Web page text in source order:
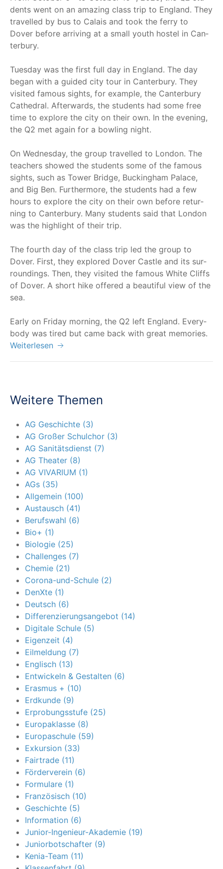
dents went on an ama­zing class trip to Eng­land. They
tra­vel­led by bus to Calais and took the fer­ry to
Dover befo­re arri­ving at a small youth hos­tel in Can­
ter­bu­ry.
Tues­day was the first full day in Eng­land. The day
began with a gui­ded city tour in Can­ter­bu­ry. They
visi­ted famous sights, for exam­p­le, the Can­ter­bu­ry
Cathe­dral. After­wards, the stu­dents had some free
time to explo­re the city on their own. In the evening,
the Q2 met again for a bow­ling night.
On Wed­nes­day, the group tra­vel­led to Lon­don. The
tea­chers show­ed the stu­dents some of the famous
sights, such as Tower Bridge, Buck­ing­ham Palace,
and Big Ben. Fur­ther­mo­re, the stu­dents had a few
hours to explo­re the city on their own befo­re retur­
ning to Can­ter­bu­ry. Many stu­dents said that Lon­don
was the high­light of their trip.
The fourth day of the class trip led the group to
Dover. First, they explo­red Dover Cast­le and its sur­
roun­dings. Then, they visi­ted the famous White Cliffs
of Dover. A short hike offe­red a beau­tiful view of the
sea.
Ear­ly on Fri­day mor­ning, the Q2 left Eng­land. Ever­y­
bo­dy was tired but came back with gre­at memories.
Weiterlesen
Weitere Themen
AG Geschichte (3)
AG Großer Schulchor (3)
AG Sanitätsdienst (7)
AG Theater (8)
AG VIVARIUM (1)
AGs (35)
Allgemein (100)
Austausch (41)
Berufswahl (6)
Bio+ (1)
Biologie (25)
Challenges (7)
Chemie (21)
Corona-und-Schule (2)
DenXte (1)
Deutsch (6)
Differenzierungsangebot (14)
Digitale Schule (5)
Eigenzeit (4)
Eilmeldung (7)
Englisch (13)
Entwickeln & Gestalten (6)
Erasmus + (10)
Erdkunde (9)
Erprobungsstufe (25)
Europaklasse (8)
Europaschule (59)
Exkursion (33)
Fairtrade (11)
Förderverein (6)
Formulare (1)
Französisch (10)
Geschichte (5)
Information (6)
Junior-Ingenieur-Akademie (19)
Juniorbotschafter (9)
Kenia-Team (11)